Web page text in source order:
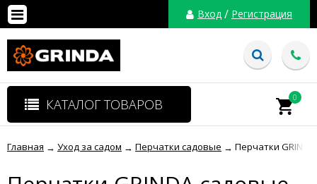
Вход / Регистрация
КАТАЛОГ ТОВАРОВ 0
Главная → Уход за садом → Перчатки садовые → Перчатки